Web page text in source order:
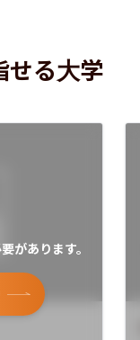
せる大学
があります。